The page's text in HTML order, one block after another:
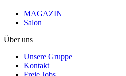
MAGAZIN
Salon
Über uns
Unsere Gruppe
Kontakt